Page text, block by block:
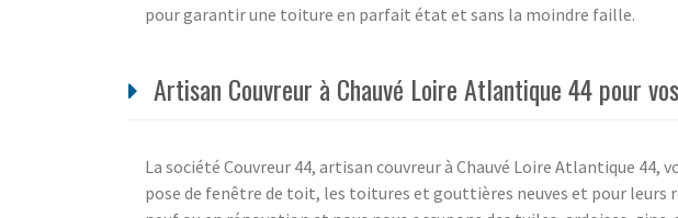
pour garantir une toiture en parfait état et sans la moindre faille.
Artisan Couvreur à Chauvé Loire Atlantique 44 pour
La société Couvreur 44, artisan couvreur à Chauvé Loire Atlantique 44,
pose de fenêtre de toit, les toitures et gouttières neuves et pour leurs